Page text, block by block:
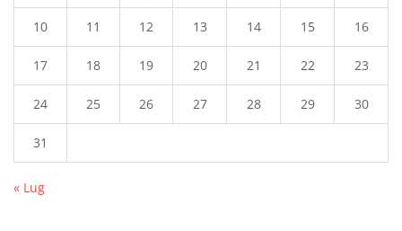
10 11 12 13 14 15 16
17 18 19 20 21 22 23
24 25 26 27 28 29 30
31
« Lug